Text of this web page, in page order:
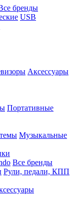
бренды
USB
Аксессуары
Портативные
Музыкальные
Все бренды
Рули, педали, КПП